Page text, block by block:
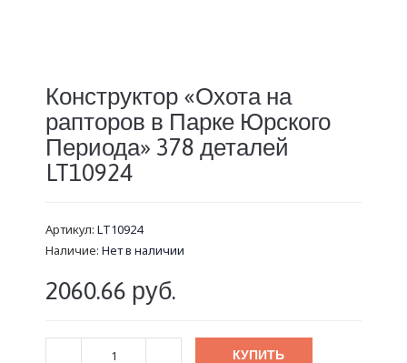
Конструктор «Охота на
рапторов в Парке Юрского
Периода» 378 деталей
LT10924
Артикул: LT10924
Наличие: Нет в наличии
2060.66 руб.
КУПИТЬ